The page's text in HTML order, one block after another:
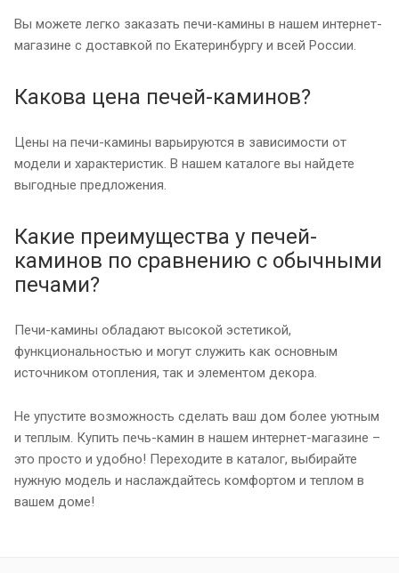
Вы можете легко заказать печи-камины в нашем интернет-
магазине с доставкой по Екатеринбургу и всей России.
Какова цена печей-каминов?
Цены на печи-камины варьируются в зависимости от
модели и характеристик. В нашем каталоге вы найдете
выгодные предложения.
Какие преимущества у печей-
каминов по сравнению с обычными
печами?
Печи-камины обладают высокой эстетикой,
функциональностью и могут служить как основным
источником отопления, так и элементом декора.
Не упустите возможность сделать ваш дом более уютным
и теплым. Купить печь-камин в нашем интернет-магазине –
это просто и удобно! Переходите в каталог, выбирайте
нужную модель и наслаждайтесь комфортом и теплом в
вашем доме!